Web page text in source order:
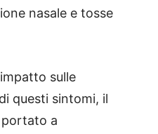
nasale e tosse
sulle
questi sintomi, il
a